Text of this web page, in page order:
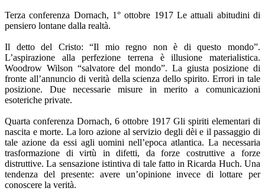
Terza conferenza Dornach, 1° ottobre 1917 Le attuali abitudini di
pensiero lontane dalla realtà.
Il detto del Cristo: “Il mio regno non è di questo mondo”.
L’aspirazione alla perfezione terrena è illusione materialistica.
Woodrow Wilson “salvatore del mondo”. La giusta posizione di
fronte all’annuncio di verità della scienza dello spirito. Errori in tale
posizione. Due necessarie misure in merito a comunicazioni
esoteriche private.
Quarta conferenza Dornach, 6 ottobre 1917 Gli spiriti elementari di
nascita e morte. La loro azione al servizio degli dèi e il passaggio di
tale azione da essi agli uomini nell’epoca atlantica. La necessaria
trasformazione di virtù in difetti, da forze costruttive a forze
distruttive. La sensazione istintiva di tale fatto in Ricarda Huch. Una
tendenza del presente: avere un’opinione invece di lottare per
conoscere la verità.